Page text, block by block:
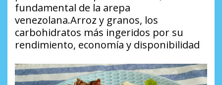
fundamental de la arepa
venezolana.Arroz y granos, los
carbohidratos más ingeridos por su
rendimiento, economía y disponibilidad